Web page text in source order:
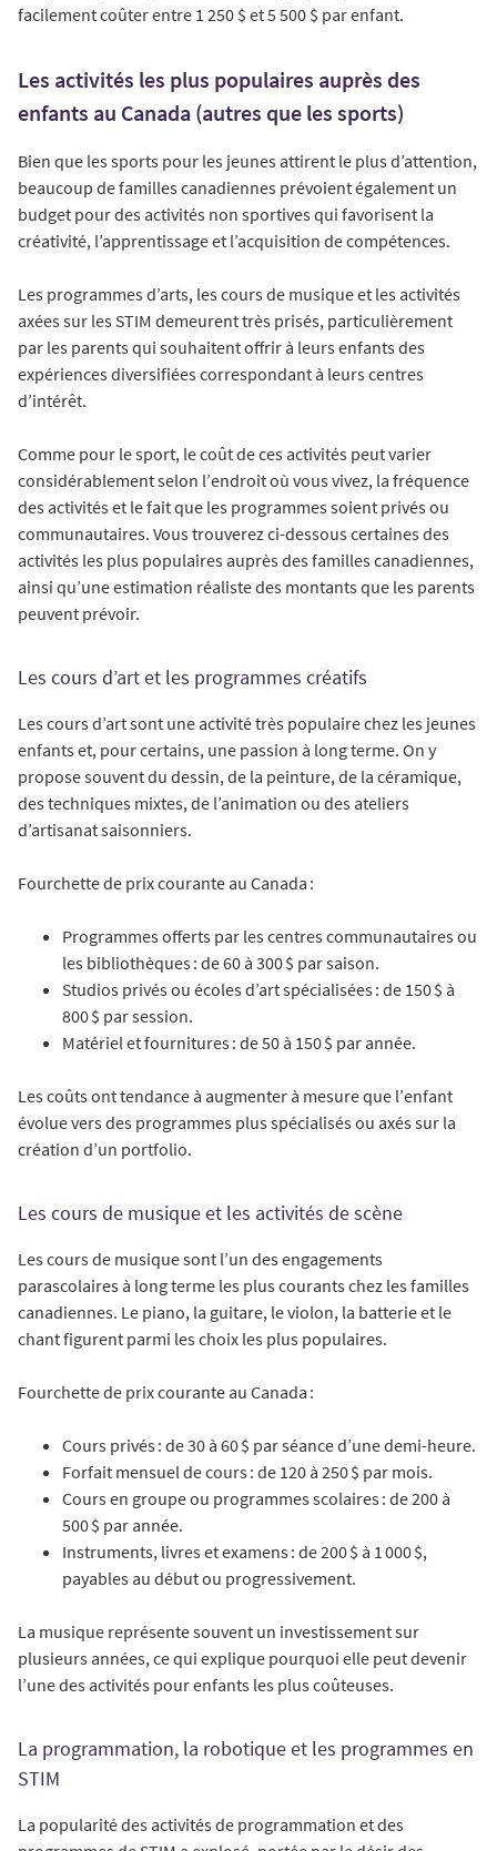
facilement coûter entre 1 250 $ et 5 500 $ par enfant.
Les activités les plus populaires auprès des
enfants au Canada (autres que les sports)
Bien que les sports pour les jeunes attirent le plus d’attention,
beaucoup de familles canadiennes prévoient également un
budget pour des activités non sportives qui favorisent la
créativité, l’apprentissage et l’acquisition de compétences.
Les programmes d’arts, les cours de musique et les activités
axées sur les STIM demeurent très prisés, particulièrement
par les parents qui souhaitent offrir à leurs enfants des
expériences diversifiées correspondant à leurs centres
d’intérêt.
Comme pour le sport, le coût de ces activités peut varier
considérablement selon l’endroit où vous vivez, la fréquence
des activités et le fait que les programmes soient privés ou
communautaires. Vous trouverez ci-dessous certaines des
activités les plus populaires auprès des familles canadiennes,
ainsi qu’une estimation réaliste des montants que les parents
peuvent prévoir.
Les cours d’art et les programmes créatifs
Les cours d’art sont une activité très populaire chez les jeunes
enfants et, pour certains, une passion à long terme. On y
propose souvent du dessin, de la peinture, de la céramique,
des techniques mixtes, de l’animation ou des ateliers
d’artisanat saisonniers.
Fourchette de prix courante au Canada :
Programmes offerts par les centres communautaires ou
les bibliothèques : de 60 à 300 $ par saison.
Studios privés ou écoles d’art spécialisées : de 150 $ à
800 $ par session.
Matériel et fournitures : de 50 à 150 $ par année.
Les coûts ont tendance à augmenter à mesure que l’enfant
évolue vers des programmes plus spécialisés ou axés sur la
création d’un portfolio.
Les cours de musique et les activités de scène
Les cours de musique sont l’un des engagements
parascolaires à long terme les plus courants chez les familles
canadiennes. Le piano, la guitare, le violon, la batterie et le
chant figurent parmi les choix les plus populaires.
Fourchette de prix courante au Canada :
Cours privés : de 30 à 60 $ par séance d’une demi-heure.
Forfait mensuel de cours : de 120 à 250 $ par mois.
Cours en groupe ou programmes scolaires : de 200 à
500 $ par année.
Instruments, livres et examens : de 200 $ à 1 000 $,
payables au début ou progressivement.
La musique représente souvent un investissement sur
plusieurs années, ce qui explique pourquoi elle peut devenir
l’une des activités pour enfants les plus coûteuses.
La programmation, la robotique et les programmes en
STIM
La popularité des activités de programmation et des